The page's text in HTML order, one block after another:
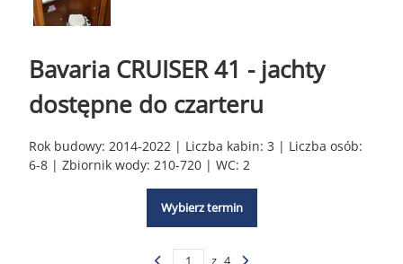
Bavaria CRUISER 41 - jachty
dostępne do czarteru
Rok budowy: 2014-2022 | Liczba kabin: 3 | Liczba osób:
6-8 | Zbiornik wody: 210-720 | WC: 2
Wybierz termin
z 4